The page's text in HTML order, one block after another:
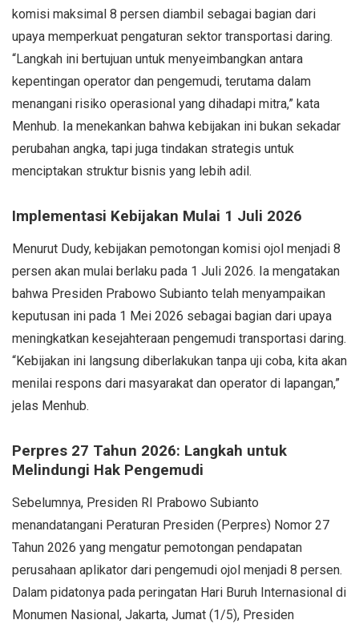
komisi maksimal 8 persen diambil sebagai bagian dari
upaya memperkuat pengaturan sektor transportasi daring.
“Langkah ini bertujuan untuk menyeimbangkan antara
kepentingan operator dan pengemudi, terutama dalam
menangani risiko operasional yang dihadapi mitra,” kata
Menhub. Ia menekankan bahwa kebijakan ini bukan sekadar
perubahan angka, tapi juga tindakan strategis untuk
menciptakan struktur bisnis yang lebih adil.
Implementasi Kebijakan Mulai 1 Juli 2026
Menurut Dudy, kebijakan pemotongan komisi ojol menjadi 8
persen akan mulai berlaku pada 1 Juli 2026. Ia mengatakan
bahwa Presiden Prabowo Subianto telah menyampaikan
keputusan ini pada 1 Mei 2026 sebagai bagian dari upaya
meningkatkan kesejahteraan pengemudi transportasi daring.
“Kebijakan ini langsung diberlakukan tanpa uji coba, kita akan
menilai respons dari masyarakat dan operator di lapangan,”
jelas Menhub.
Perpres 27 Tahun 2026: Langkah untuk
Melindungi Hak Pengemudi
Sebelumnya, Presiden RI Prabowo Subianto
menandatangani Peraturan Presiden (Perpres) Nomor 27
Tahun 2026 yang mengatur pemotongan pendapatan
perusahaan aplikator dari pengemudi ojol menjadi 8 persen.
Dalam pidatonya pada peringatan Hari Buruh Internasional di
Monumen Nasional, Jakarta, Jumat (1/5), Presiden